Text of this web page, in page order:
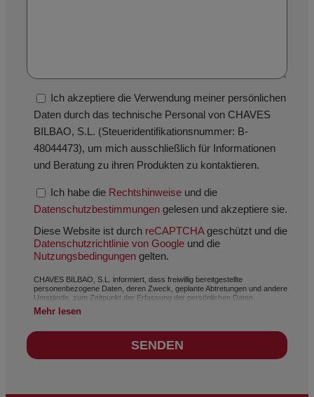
Ich akzeptiere die Verwendung meiner persönlichen
Daten durch das technische Personal von CHAVES
BILBAO, S.L. (Steueridentifikationsnummer: B-
48044473), um mich ausschließlich für Informationen
und Beratung zu ihren Produkten zu kontaktieren.
Ich habe die Rechtshinweise und die
Datenschutzbestimmungen gelesen und akzeptiere sie.
Diese Website ist durch reCAPTCHAgeschützt und die
Datenschutzrichtlinie von Google und die
Nutzungsbedingungen gelten.
CHAVES BILBAO, S.L. informiert, dass freiwillig bereitgestellte
personenbezogene Daten, deren Zweck, geplante Abtretungen und andere
Umstände, zum Zeitpunkt der Erfassung der persönlichen Daten
angegeben werden, wobei der Zweck je nach Fall einer der folgenden sein
kann: Bearbeitung Ihrer Anfrage, Beschwerde oder Frage,
kommerzielle Kundenverwaltung, Buchhaltung und Rechnungsstellung
oder Versand von Mitteilungen, auch auf elektronischem Wege, von News
und Aktivitäten im Zusammenhang mit CHAVES BILBAO, S.L. Die Daten in
unseren Dateien sind streng vertraulich und werden mit der
Mehr lesen
SENDEN